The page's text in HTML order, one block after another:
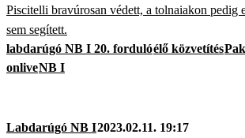
Piscitelli bravúrosan védett, a tolnaiakon pedig
sem segített.
labdarúgó NB I 20. fordulóélő közvetítés
onliveNB I
Labdarúgó NB I2023.02.11. 19:17